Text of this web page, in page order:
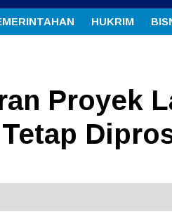
HUKRIM
Proyek